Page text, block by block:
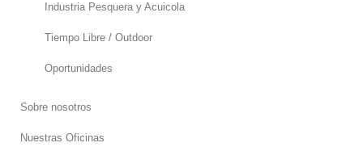
Industria Pesquera y Acuicola
Tiempo Libre / Outdoor
Oportunidades
Sobre nosotros
Nuestras Oficinas